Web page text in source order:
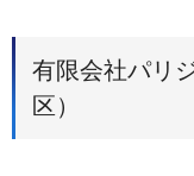
有限会社パリ
区）